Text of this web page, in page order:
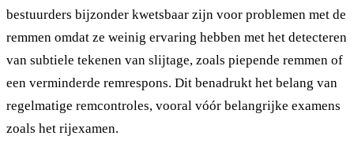
bestuurders bijzonder kwetsbaar zijn voor problemen met de
remmen omdat ze weinig ervaring hebben met het detecteren
van subtiele tekenen van slijtage, zoals piepende remmen of
een verminderde remrespons. Dit benadrukt het belang van
regelmatige remcontroles, vooral vóór belangrijke examens
zoals het rijexamen.